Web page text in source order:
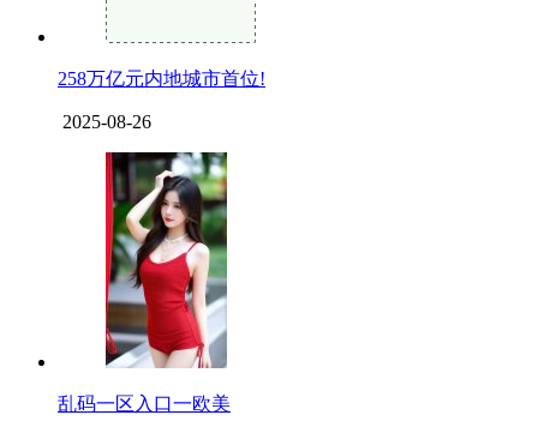
258万亿元内地城市首位!
2025-08-26
乱码一区入口一欧美